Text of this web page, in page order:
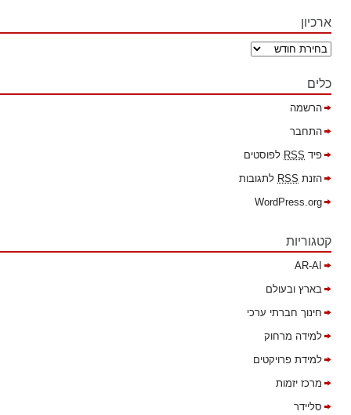
ארכיון
כלים
הרשמה
התחבר
פידRSSלפוסטים
הזנתRSSלתגובות
WordPress.org
קטגוריות
AR-AI
בארץ ובעולם
חינוך חברתי ערכי
למידה מרחוק
למידת פרויקטים
מרכז יזמות
סליידר